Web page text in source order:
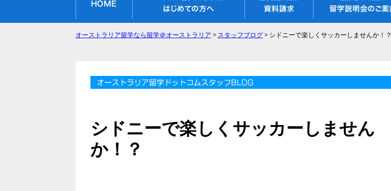
オーストラリア留学なら留学＠オーストラリア > スタッフブログ> シドニーで楽しくサッカーしませんか！？
シドニーで楽しくサッカーしません
か！？